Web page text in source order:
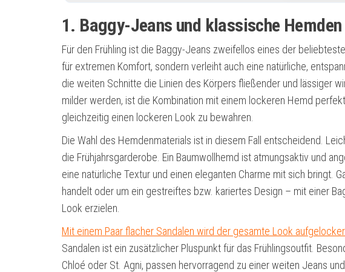
1. Baggy-Jeans und klassische Hemden
Für den Frühling ist die Baggy-Jeans zweifellos eines der
für extremen Komfort, sondern verleiht auch eine natürliche,
die weiten Schnitte die Linien des Körpers fließender und lässiger
milder werden, ist die Kombination mit einem lockeren Hemd
gleichzeitig einen lockeren Look zu bewahren.
Die Wahl des Hemdenmaterials ist in diesem Fall entscheidend.
die Frühjahrsgarderobe. Ein Baumwollhemd ist atmungsaktiv und
eine natürliche Textur und einen eleganten Charme mit sich bringt.
handelt oder um ein gestreiftes bzw. kariertes Design – mit einer
Look erzielen.
Mit einem Paar flacher Sandalen wird der gesamte Look
Sandalen ist ein zusätzlicher Pluspunkt für das Frühlingsoutfit.
Chloé oder St. Agni, passen hervorragend zu einer weiten Jeans